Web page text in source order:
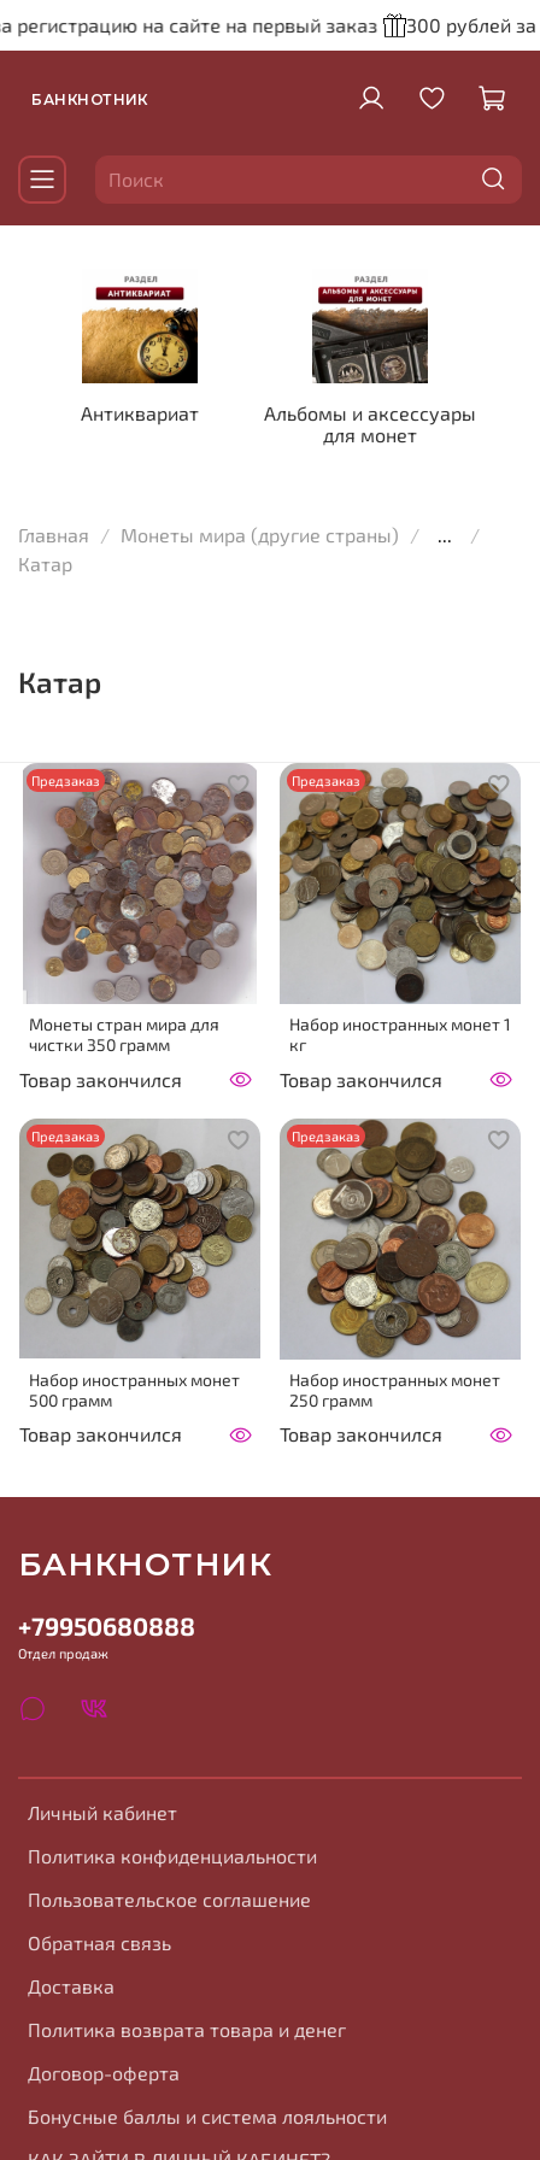
регистрацию на сайте на первый заказ 300 рублей за
БАНКНОТНИК
Антиквариат
Альбомы и аксессуары
для монет
Главная Монеты мира (другие страны)
...
Катар
Катар
Предзаказ
Монеты стран мира для
чистки 350 грамм
Товар закончился
Предзаказ
Набор иностранных монет 1
кг
Товар закончился
Предзаказ
Набор иностранных монет
500 грамм
Товар закончился
Предзаказ
Набор иностранных монет
250 грамм
Товар закончился
Личный кабинет
Политика конфиденциальности
Пользовательское соглашение
Обратная связь
Доставка
Политика возврата товара и денег
Договор-оферта
Бонусные баллы и система лояльности
+79950680888
Отдел продаж
БАНКНОТНИК